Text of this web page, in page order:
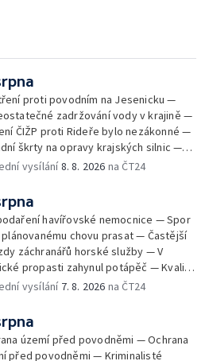
proti povodním na Jesenicku —
zadržování vody v krajině —
ČIŽP proti Rideře bylo nezákonné —
škrty na opravy krajských silnic —
škrty na opravy krajských silnic —
— Úhyny ryb kvůli vysokým
— Problémy se zásobování vodou
kraji nehrozí — testováním na
horečku — Den židovských
vysílání8. 8. 2026 na ČT24
havířovské nemocnice — Spor
chovu prasat — Častější
záchranářů horské služby — V
propasti zahynul potápěč — Kvalita
koupání — Zavlažování zeleniny v
v horkém počasí — Výběr ze
sítí Události Ostrava — Zkoumání
na zastávkách MHD — Promítání filmu
vysílání 7. 8. 2026 na ČT24
území před povodněmi — Ochrana
před povodněmi — Kriminalisté